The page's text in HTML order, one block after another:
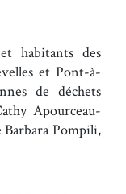
habitants des
et Pont-à-
de déchets
Apourceau-
Barbara Pompili,